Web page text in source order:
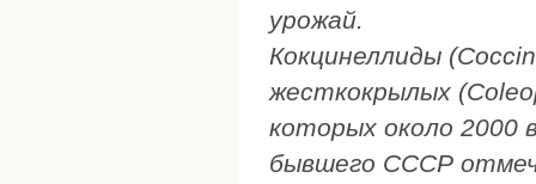
урожай.
Кокцинеллиды
жесткокрылых
которых около 2000
бывшего СССР